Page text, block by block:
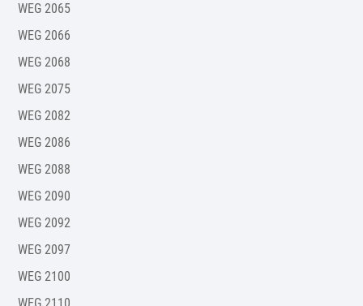
WEG 2065
WEG 2066
WEG 2068
WEG 2075
WEG 2082
WEG 2086
WEG 2088
WEG 2090
WEG 2092
WEG 2097
WEG 2100